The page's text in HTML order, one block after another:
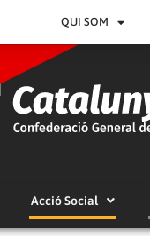
QUI SOM
Acció Social